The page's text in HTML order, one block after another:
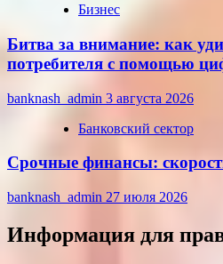
Бизнес
Битва за внимание: как
потребителя с помощью
banknash_admin 3 августа 2026
Банковский сектор
Срочные финансы:
banknash_admin 27 июля 2026
Информация для